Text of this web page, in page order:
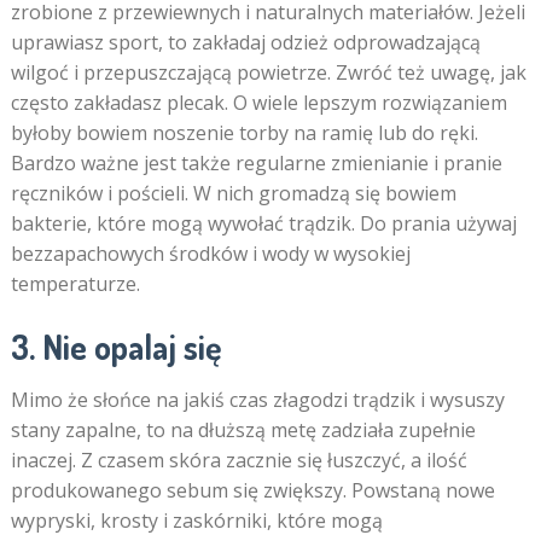
zrobione z przewiewnych i naturalnych materiałów. Jeżeli
uprawiasz sport, to zakładaj odzież odprowadzającą
wilgoć i przepuszczającą powietrze. Zwróć też uwagę, jak
często zakładasz plecak. O wiele lepszym rozwiązaniem
byłoby bowiem noszenie torby na ramię lub do ręki.
Bardzo ważne jest także regularne zmienianie i pranie
ręczników i pościeli. W nich gromadzą się bowiem
bakterie, które mogą wywołać trądzik. Do prania używaj
bezzapachowych środków i wody w wysokiej
temperaturze.
3. Nie opalaj się
Mimo że słońce na jakiś czas złagodzi trądzik i wysuszy
stany zapalne, to na dłuższą metę zadziała zupełnie
inaczej. Z czasem skóra zacznie się łuszczyć, a ilość
produkowanego sebum się zwiększy. Powstaną nowe
wypryski, krosty i zaskórniki, które mogą